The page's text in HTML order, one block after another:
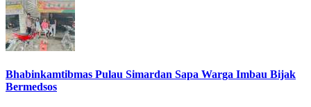
Bhabinkamtibmas Pulau Simardan Sapa Warga Imbau Bijak
Bermedsos